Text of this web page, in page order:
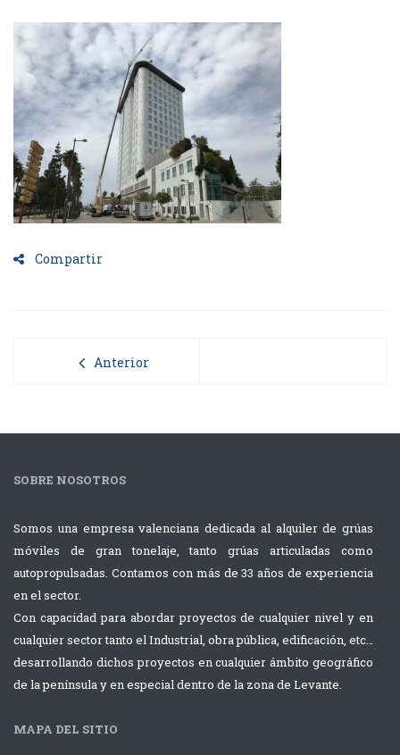
Compartir
Anterior
SOBRE NOSOTROS
Somos una empresa valenciana dedicada al alquiler de grúas
móviles de gran tonelaje, tanto grúas articuladas como
autopropulsadas. Contamos con más de 33 años de experiencia
en el sector.
Con capacidad para abordar proyectos de cualquier nivel y en
cualquier sector tanto el Industrial, obra pública, edificación, etc…
desarrollando dichos proyectos en cualquier ámbito geográfico
de la península y en especial dentro de la zona de Levante.
MAPA DEL SITIO